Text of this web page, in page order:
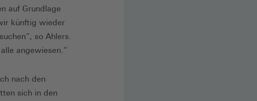
auf Grundlage
künftig wieder
so Ahlers.
angewiesen.“
nach den
sich in den